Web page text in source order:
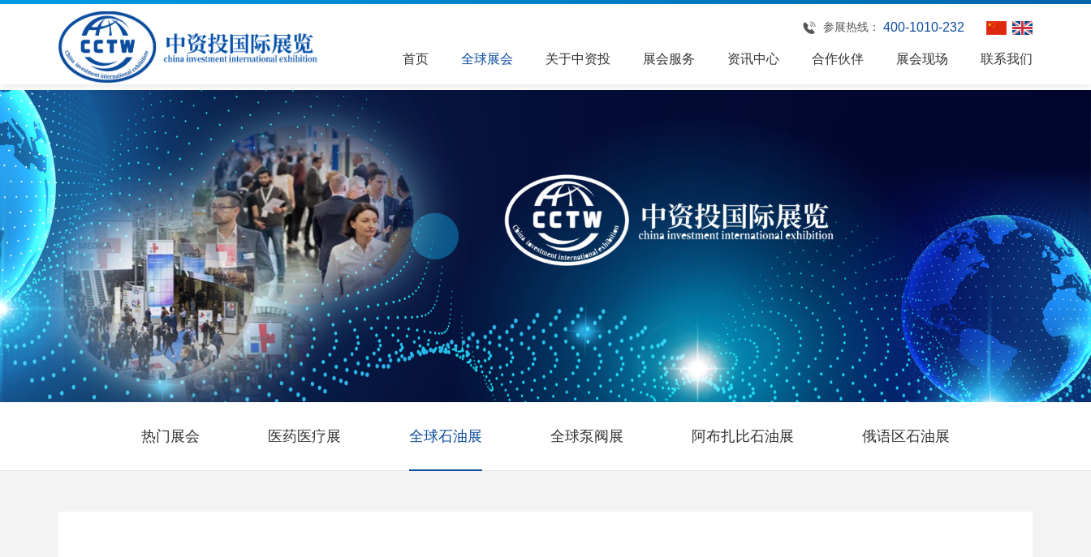
参展热线： 400-1010-232
首页 全球展会 关于中资投 展会服务 资讯中心 合作伙伴 展会现场 联系我们
热门展会 医药医疗展 全球石油展 全球泵阀展 阿布扎比石油展 俄语区石油展